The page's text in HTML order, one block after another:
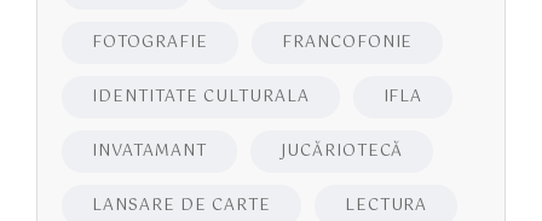
FOTOGRAFIE FRANCOFONIE
IDENTITATE CULTURALA IFLA
INVATAMANT JUCĂRIOTECĂ
LANSARE DE CARTE LECTURA